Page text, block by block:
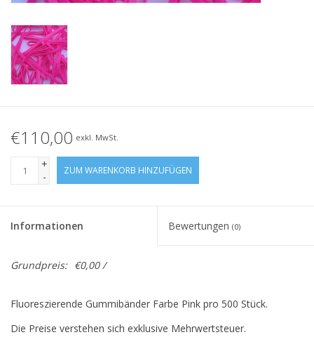
Weiße Gummibänder –
Sonderangebot!
€110,00 exkl. MwSt.
+
-
ZUM WARENKORB HINZUFÜGEN
Informationen Bewertungen (0)
Grundpreis: €0,00 /
Fluoreszierende Gummibänder Farbe Pink pro 500 Stück.
Die Preise verstehen sich exklusive Mehrwertsteuer.